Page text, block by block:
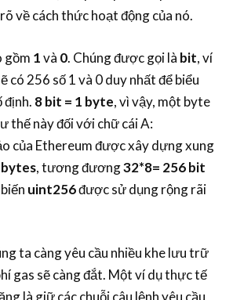
về cách thức hoạt động của nó.
gồm 1và 0. Chúng được gọi là bit, ví
có 256 số 1 và 0 duy nhất để biểu
định. 8 bit = 1 byte, vì vậy, một byte
thế này đối với chữ cái A:
của Ethereum được xây dựng xung
, tương đương32*8= 256 bit
uint256được sử dụng rộng rãi
ta càng yêu cầu nhiều khe lưu trữ
gas sẽ càng đắt. Một ví dụ thực tế
là giữ các chuỗi câu lệnh yêu cầu